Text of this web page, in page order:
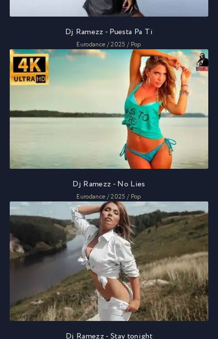
Dj Ramezz - Puesta Pa Ti
Eurodance / 2025 / Pop
Dj Ramezz - No Lies
Eurodance / 2025 / Pop
Dj Ramezz - Stay tonight